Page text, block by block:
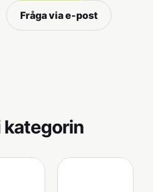
Fråga via e-post
kategorin